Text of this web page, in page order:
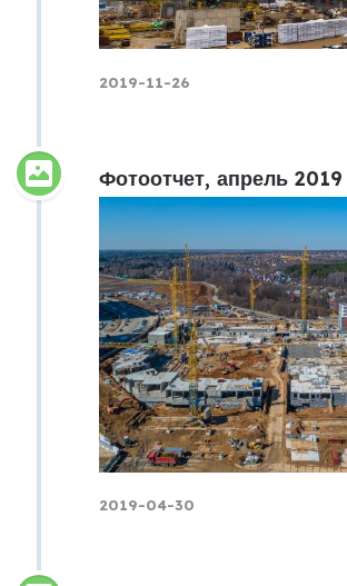
2019-11-26
Фотоотчет, апрель 2019
2019-04-30